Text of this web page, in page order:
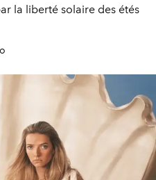
la liberté solaire des étés